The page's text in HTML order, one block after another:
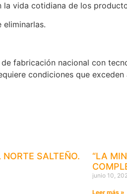
la vida cotidiana de los
eliminarlas.
fabricación nacional con
condiciones que
SALTEÑO.
“LA
junio 10,
Leer más »